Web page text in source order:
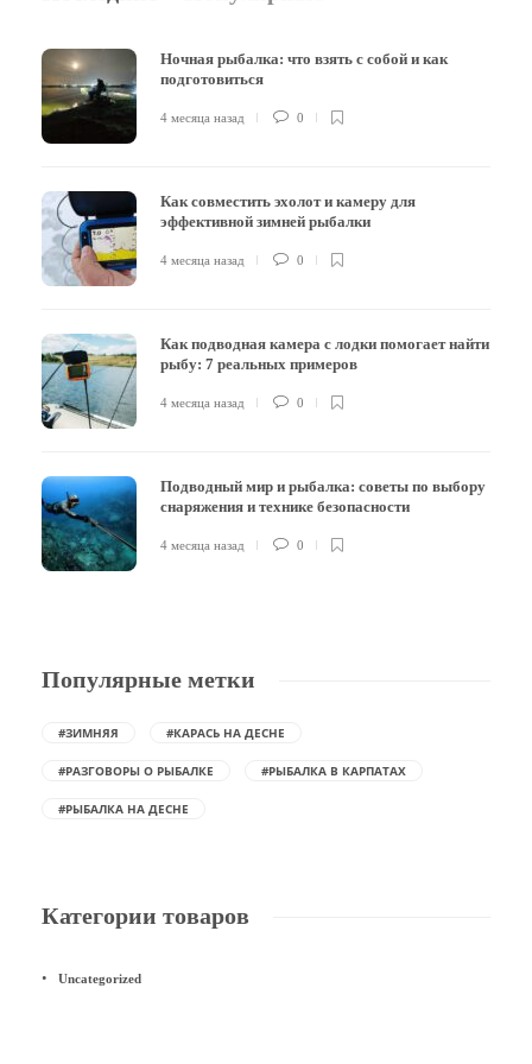
Ночная рыбалка: что взять с собой и как
подготовиться
4 месяца назад 0
Как совместить эхолот и камеру для
эффективной зимней рыбалки
4 месяца назад 0
Как подводная камера с лодки помогает найти
рыбу: 7 реальных примеров
4 месяца назад 0
Подводный мир и рыбалка: советы по выбору
снаряжения и технике безопасности
4 месяца назад 0
Популярные метки
#ЗИМНЯЯ #КАРАСЬ НА ДЕСНЕ
#РАЗГОВОРЫ О РЫБАЛКЕ #РЫБАЛКА В КАРПАТАХ
#РЫБАЛКА НА ДЕСНЕ
Категории товаров
Uncategorized